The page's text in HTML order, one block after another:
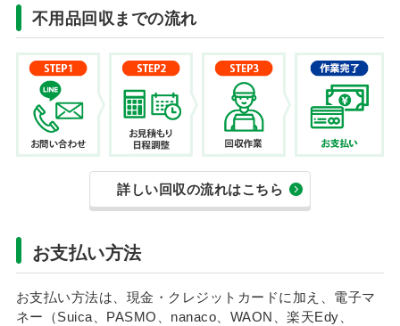
不用品回収までの流れ
詳しい回収の流れはこちら
お支払い方法
お支払い方法は、現金・クレジットカードに加え、電子マ
ネー（Suica、PASMO、nanaco、WAON、楽天Edy、